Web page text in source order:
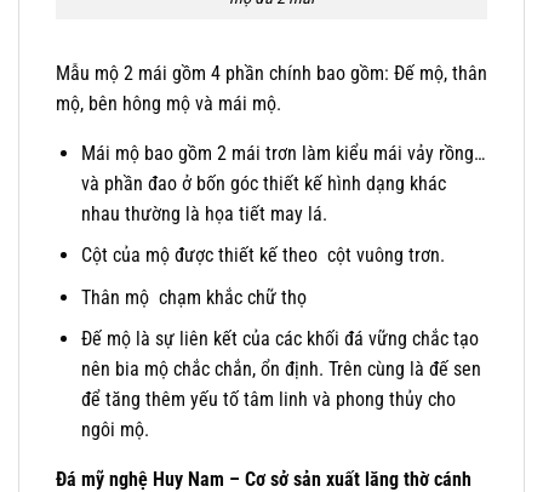
Mẫu mộ 2 mái gồm 4 phần chính bao gồm: Đế mộ, thân
mộ, bên hông mộ và mái mộ.
Mái mộ bao gồm 2 mái trơn làm kiểu mái vảy rồng…
và phần đao ở bốn góc thiết kế hình dạng khác
nhau thường là họa tiết may lá.
Cột của mộ được thiết kế theo cột vuông trơn.
Thân mộ chạm khắc chữ thọ
Đế mộ là sự liên kết của các khối đá vững chắc tạo
nên bia mộ chắc chắn, ổn định. Trên cùng là đế sen
để tăng thêm yếu tố tâm linh và phong thủy cho
ngôi mộ.
Đá mỹ nghệ Huy Nam – Cơ sở sản xuất lăng thờ cánh